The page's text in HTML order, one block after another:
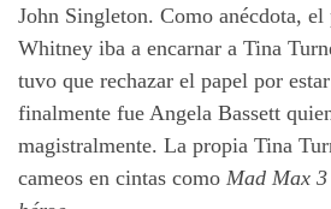
John Singleton. Como anécdota,
Whitney iba a encarnar a Tina
tuvo que rechazar el papel por
finalmente fue Angela Bassett
magistralmente. La propia Tina
cameos en cintas como Mad Max 3